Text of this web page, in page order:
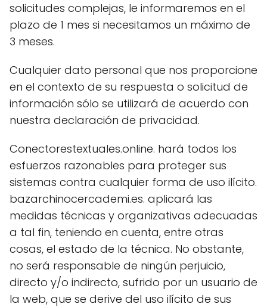
solicitudes complejas, le informaremos en el
plazo de 1 mes si necesitamos un máximo de
3 meses.
Cualquier dato personal que nos proporcione
en el contexto de su respuesta o solicitud de
información sólo se utilizará de acuerdo con
nuestra declaración de privacidad.
Conectorestextuales.online. hará todos los
esfuerzos razonables para proteger sus
sistemas contra cualquier forma de uso ilícito.
bazarchinocercademi.es. aplicará las
medidas técnicas y organizativas adecuadas
a tal fin, teniendo en cuenta, entre otras
cosas, el estado de la técnica. No obstante,
no será responsable de ningún perjuicio,
directo y/o indirecto, sufrido por un usuario de
la web, que se derive del uso ilícito de sus